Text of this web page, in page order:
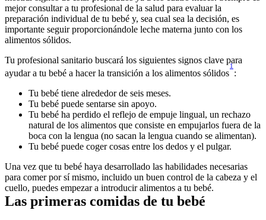
mejor consultar a tu profesional de la salud para evaluar la
preparación individual de tu bebé y, sea cual sea la decisión, es
importante seguir proporcionándole leche materna junto con los
alimentos sólidos.
Tu profesional sanitario buscará los siguientes signos clave para
ayudar a tu bebé a hacer la transición a los alimentos sólidos
1
:
Tu bebé tiene alrededor de seis meses.
Tu bebé puede sentarse sin apoyo.
Tu bebé ha perdido el reflejo de empuje lingual, un rechazo
natural de los alimentos que consiste en empujarlos fuera de la
boca con la lengua (no sacan la lengua cuando se alimentan).
Tu bebé puede coger cosas entre los dedos y el pulgar.
Una vez que tu bebé haya desarrollado las habilidades necesarias
para comer por sí mismo, incluido un buen control de la cabeza y el
cuello, puedes empezar a introducir alimentos a tu bebé.
Las primeras comidas de tu bebé